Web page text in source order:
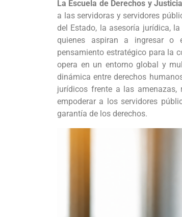
La Escuela de Derechos y Justicia
a las servidoras y servidores
del Estado, la asesoría jurídica,
quienes aspiran a ingresar o
pensamiento estratégico para la
opera en un entorno global y
dinámica entre derechos
jurídicos frente a las
empoderar a los servidores
garantía de los derechos.